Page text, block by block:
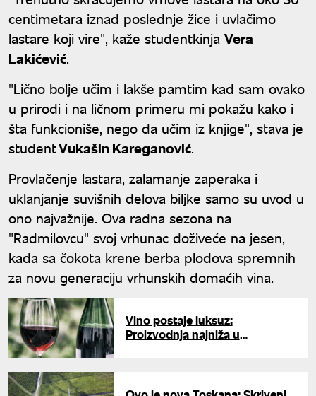
centimetara iznad poslednje žice i uvlačimo
lastare koji vire", kaže studentkinja Vera
Lakićević.
"Lično bolje učim i lakše pamtim kad sam ovako
u prirodi i na ličnom primeru mi pokažu kako i
šta funkcioniše, nego da učim iz knjige", stava je
studentVukašin Kareganović.
Provlačenje lastara, zalamanje zaperaka i
uklanjanje suvišnih delova biljke samo su uvod u
ono najvažnije. Ova radna sezona na
"Radmilovcu" svoj vrhunac doživeće na jesen,
kada sa čokota krene berba plodova spremnih
za novu generaciju vrhunskih domaćih vina.
Vino postaje luksuz:
Proizvodnja najniža u